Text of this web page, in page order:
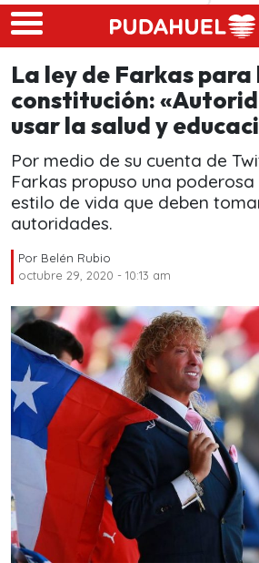
Skip to main content
La ley de Farkas para
constitución:
usar la salud y
Por medio de su cuenta de
Farkas propuso una
estilo de vida que deben
autoridades.
Por Belén Rubio
octubre 29, 2020 - 10:13 am